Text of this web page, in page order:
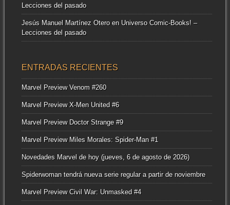
Lecciones del pasado
Jesús Manuel Martínez Oteroen Universo Comic-Books! –
Lecciones del pasado
ENTRADAS RECIENTES
Marvel Preview Venom #260
Marvel Preview X-Men United #6
Marvel Preview Doctor Strange #9
Marvel Preview Miles Morales: Spider-Man #1
Novedades Marvel de hoy (jueves, 6 de agosto de 2026)
Spiderwoman tendrá nueva serie regular a partir de noviembre
Marvel Preview Civil War: Unmasked #4